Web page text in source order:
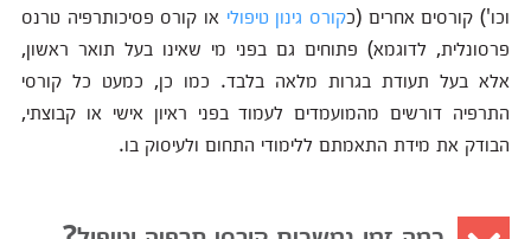
וכו') קורסים אחרים (כקורס גינון טיפולי או קורס פסיכותרפיה טרנס
פרסונלית, לדוגמא) פתוחים גם בפני מי שאינו בעל תואר ראשון,
אלא בעל תעודת בגרות מלאה בלבד. כמו כן, כמעט כל קורסי
התרפיה דורשים מהמועמדים לעמוד בפני ראיון אישי או קבוצתי,
הבודק את מידת התאמתם ללימודי התחום ולעיסוק בו.